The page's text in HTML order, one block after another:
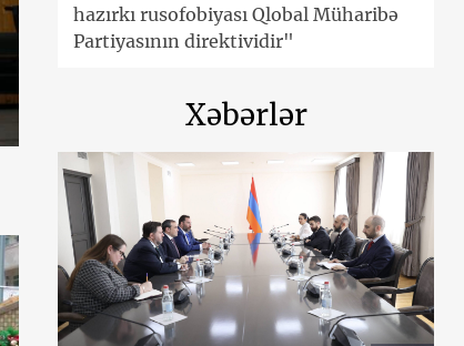
hazırkı rusofobiyası Qlobal Müharibə
Partiyasının direktividir"
Xəbərlər